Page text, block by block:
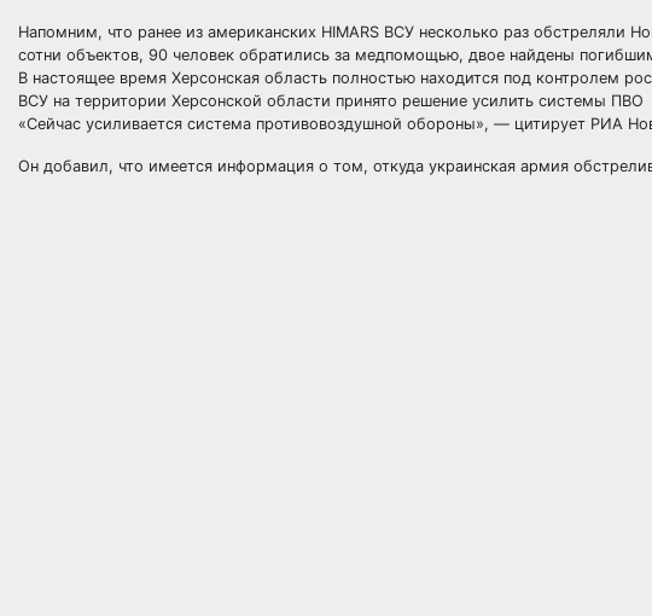
Напомним, что ранее из американских HIMARS ВСУ несколько раз обстреляли
сотни объектов, 90 человек обратились за медпомощью, двое найдены
В настоящее время Херсонская область полностью находится под контролем
ВСУ на территории Херсонской области принято решение усилить системы ПВО
«Сейчас усиливается система противовоздушной обороны», — цитирует РИА
Он добавил, что имеется информация о том, откуда украинская армия